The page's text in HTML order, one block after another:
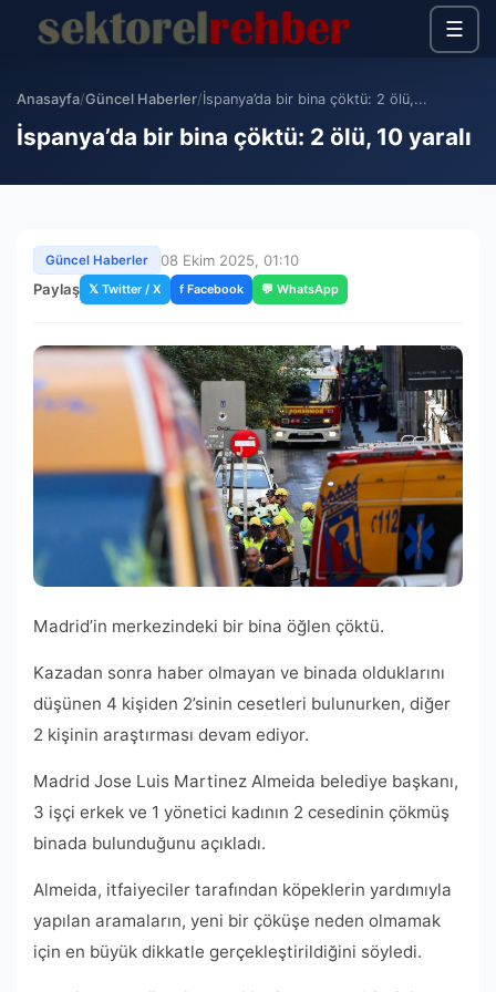
☰
Anasayfa/Güncel Haberler/İspanya’da bir bina çöktü: 2 ölü,...
İspanya’da bir bina çöktü: 2 ölü, 10 yaralı
Güncel Haberler
08 Ekim 2025, 01:10
Paylaş 𝕏 Twitter / X f Facebook 💬 WhatsApp
Madrid’in merkezindeki bir bina öğlen çöktü.
Kazadan sonra haber olmayan ve binada olduklarını
düşünen 4 kişiden 2’sinin cesetleri bulunurken, diğer
2 kişinin araştırması devam ediyor.
Madrid Jose Luis Martinez Almeida belediye başkanı,
3 işçi erkek ve 1 yönetici kadının 2 cesedinin çökmüş
binada bulunduğunu açıkladı.
Almeida, itfaiyeciler tarafından köpeklerin yardımıyla
yapılan aramaların, yeni bir çöküşe neden olmamak
için en büyük dikkatle gerçekleştirildiğini söyledi.